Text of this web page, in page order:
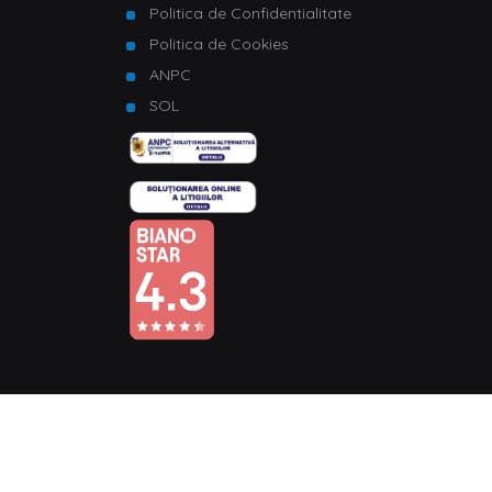
Politica de Confidentialitate
Politica de Cookies
ANPC
SOL